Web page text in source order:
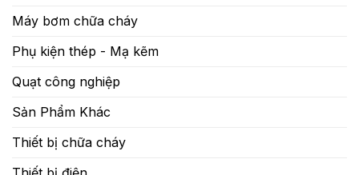
Máy bơm chữa cháy
Phụ kiện thép - Mạ kẽm
Quạt công nghiệp
Sản Phẩm Khác
Thiết bị chữa cháy